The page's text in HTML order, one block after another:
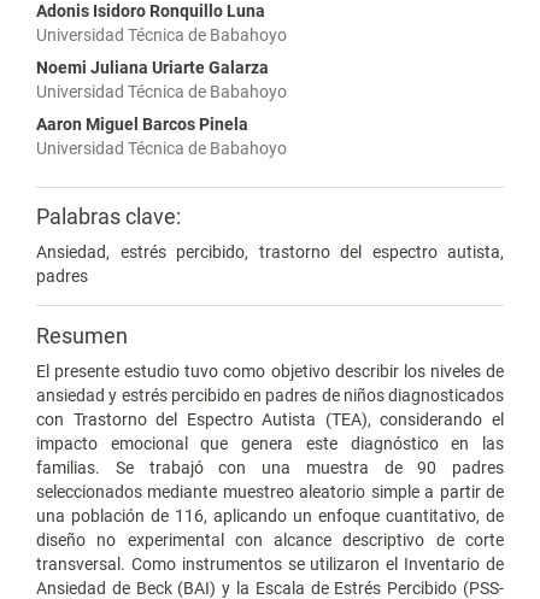
Adonis Isidoro Ronquillo Luna
Universidad Técnica de Babahoyo
Noemi Juliana Uriarte Galarza
Universidad Técnica de Babahoyo
Aaron Miguel Barcos Pinela
Universidad Técnica de Babahoyo
Palabras clave:
Ansiedad, estrés percibido, trastorno del espectro autista,
padres
Resumen
El presente estudio tuvo como objetivo describir los niveles de
ansiedad y estrés percibido en padres de niños diagnosticados
con Trastorno del Espectro Autista (TEA), considerando el
impacto emocional que genera este diagnóstico en las
familias. Se trabajó con una muestra de 90 padres
seleccionados mediante muestreo aleatorio simple a partir de
una población de 116, aplicando un enfoque cuantitativo, de
diseño no experimental con alcance descriptivo de corte
transversal. Como instrumentos se utilizaron el Inventario de
Ansiedad de Beck (BAI) y la Escala de Estrés Percibido (PSS-